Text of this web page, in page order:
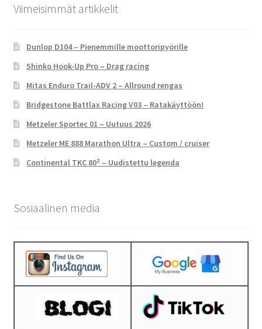
Viimeisimmät artikkelit
Dunlop D104 – Pienemmille moottoripyörille
Shinko Hook-Up Pro – Drag racing
Mitas Enduro Trail-ADV 2 – Allround rengas
Bridgestone Battlax Racing V03 – Ratakäyttöön!
Metzeler Sportec 01 – Uutuus 2026
Metzeler ME 888 Marathon Ultra – Custom / cruiser
Continental TKC 80² – Uudistettu legenda
Sosiaalinen media